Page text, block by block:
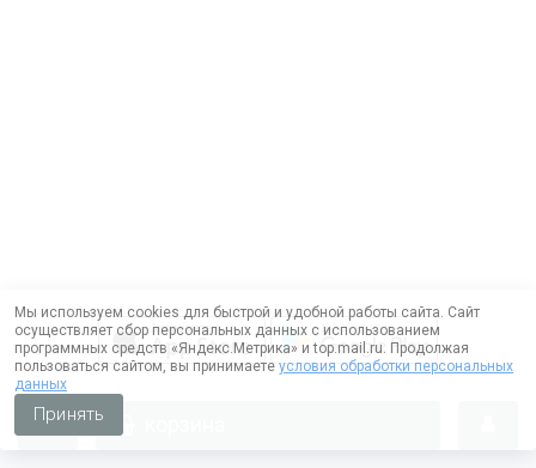
Мы используем cookies для быстрой и удобной работы сайта. Сайт
осуществляет сбор персональных данных с использованием
программных средств «Яндекс.Метрика» и top.mail.ru. Продолжая
пользоваться сайтом, вы принимаете условия обработки персональных
данных
Принять